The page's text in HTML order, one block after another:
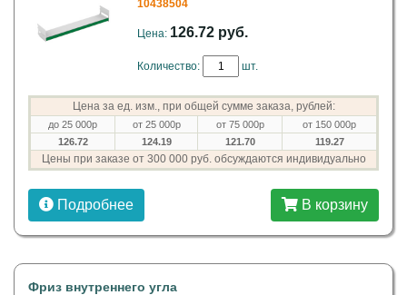
10438504
Цена: 126.72 руб.
Количество: шт.
Цена за ед. изм., при общей сумме заказа, рублей:
до 25 000р от 25 000р от 75 000р
от 150 000р
126.72
124.19 121.70 119.27
Цены при заказе от 300 000 руб. обсуждаются индивидуально
Подробнее В корзину
Фриз внутреннего угла